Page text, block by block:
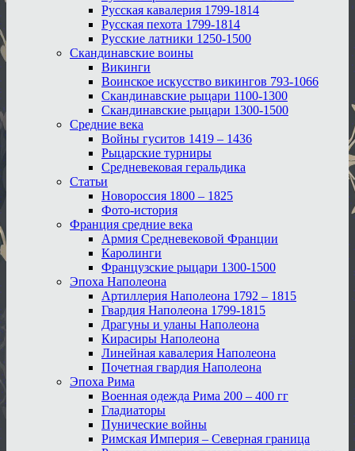
Русская кавалерия 1799-1814
Русская пехота 1799-1814
Русские латники 1250-1500
Скандинавские воины
Викинги
Воинское искусство викингов 793-1066
Скандинавские рыцари 1100-1300
Скандинавские рыцари 1300-1500
Средние века
Войны гуситов 1419 – 1436
Рыцарские турниры
Средневековая геральдика
Статьи
Новороссия 1800 – 1825
Фото-история
Франция средние века
Армия Средневековой Франции
Каролинги
Французские рыцари 1300-1500
Эпоха Наполеона
Артиллерия Наполеона 1792 – 1815
Гвардия Наполеона 1799-1815
Драгуны и уланы Наполеона
Кирасиры Наполеона
Линейная кавалерия Наполеона
Почетная гвардия Наполеона
Эпоха Рима
Военная одежда Рима 200 – 400 гг
Гладиаторы
Пунические войны
Римская Империя – Северная граница